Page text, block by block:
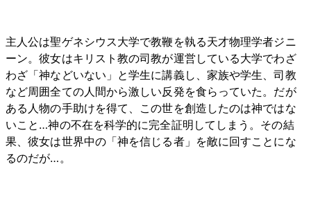
主人公は聖ゲネシウス大学で教鞭を執る天才物理学者ジニ
ーン。彼女はキリスト教の司教が運営している大学でわざ
わざ「神などいない」と学生に講義し、家族や学生、司教
など周囲全ての人間から激しい反発を食らっていた。だが
ある人物の手助けを得て、この世を創造したのは神ではな
いこと…神の不在を科学的に完全証明してしまう。その結
果、彼女は世界中の「神を信じる者」を敵に回すことにな
るのだが…。